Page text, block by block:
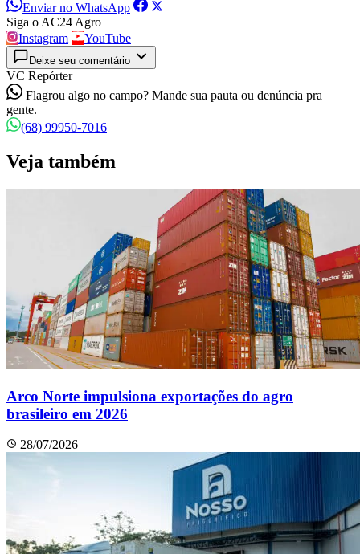
Enviar no WhatsApp
Siga o AC24 Agro
Instagram
YouTube
Deixe seu comentário
VC Repórter
Flagrou algo no campo? Mande sua pauta ou denúncia pra
gente.
(68) 99950-7016
Veja também
Arco Norte impulsiona exportações do agro
brasileiro em 2026
28/07/2026